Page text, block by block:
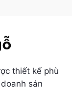
thiết kế phù
sản